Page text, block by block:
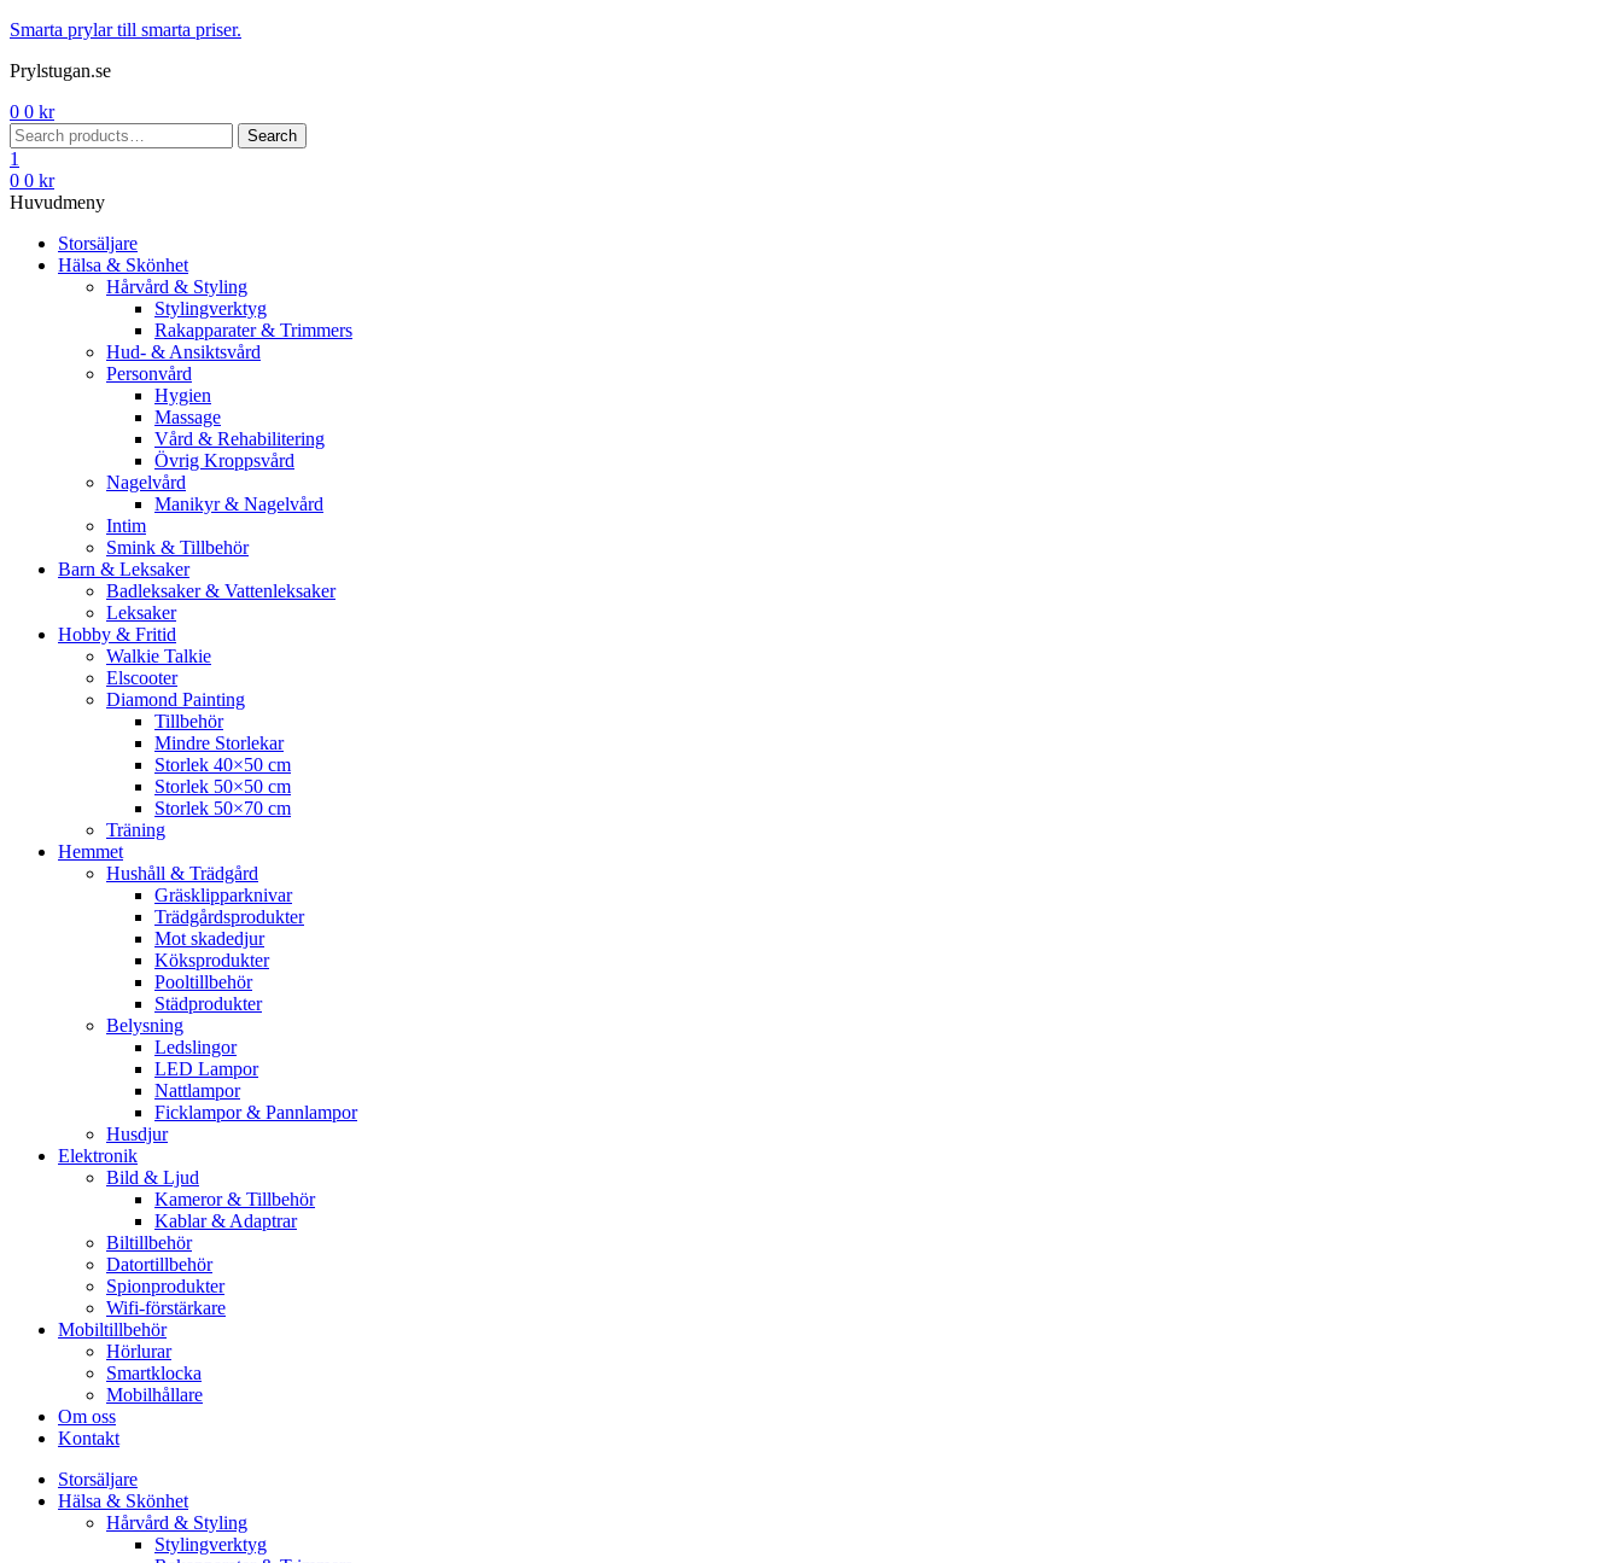
Menu
Smarta prylar till smarta priser.
Prylstugan.se
0 0 kr
Search
for:
Search
1
0 0 kr
Huvudmeny
Storsäljare
Hälsa & Skönhet
Hårvård & Styling
Stylingverktyg
Rakapparater & Trimmers
Hud- & Ansiktsvård
Personvård
Hygien
Massage
Vård & Rehabilitering
Övrig Kroppsvård
Nagelvård
Manikyr & Nagelvård
Intim
Smink & Tillbehör
Barn & Leksaker
Badleksaker & Vattenleksaker
Leksaker
Hobby & Fritid
Walkie Talkie
Elscooter
Diamond Painting
Tillbehör
Mindre Storlekar
Storlek 40×50 cm
Storlek 50×50 cm
Storlek 50×70 cm
Träning
Hemmet
Hushåll & Trädgård
Gräsklipparknivar
Trädgårdsprodukter
Mot skadedjur
Köksprodukter
Pooltillbehör
Städprodukter
Belysning
Ledslingor
LED Lampor
Nattlampor
Ficklampor & Pannlampor
Husdjur
Elektronik
Bild & Ljud
Kameror & Tillbehör
Kablar & Adaptrar
Biltillbehör
Datortillbehör
Spionprodukter
Wifi-förstärkare
Mobiltillbehör
Hörlurar
Smartklocka
Mobilhållare
Om oss
Kontakt
Storsäljare
Hälsa & Skönhet
Hårvård & Styling
Stylingverktyg